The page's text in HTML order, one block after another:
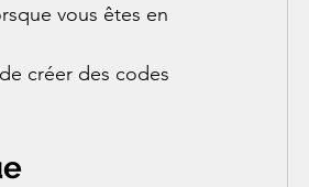
vous êtes en
créer des codes